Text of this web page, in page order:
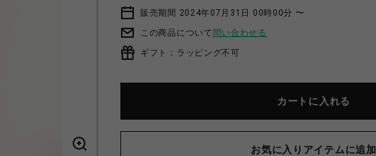
販売期間 2024年07月31日 00時00分 〜
この商品について 問い合わせる
ギフト：ラッピング不可
カートに入れる
お気に入りアイテムに追加